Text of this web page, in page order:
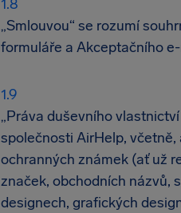
„Smlouvou“ se rozumí
formuláře a Akceptačního
„Práva duševního
společnosti AirHelp,
ochranných známek (ať už
značek, obchodních názvů,
designech, grafických